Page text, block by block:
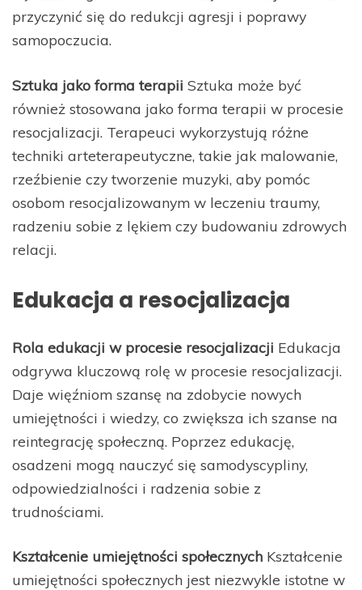
przyczynić się do redukcji agresji i poprawy
samopoczucia.
Sztuka jako forma terapii Sztuka może być
również stosowana jako forma terapii w procesie
resocjalizacji. Terapeuci wykorzystują różne
techniki arteterapeutyczne, takie jak malowanie,
rzeźbienie czy tworzenie muzyki, aby pomóc
osobom resocjalizowanym w leczeniu traumy,
radzeniu sobie z lękiem czy budowaniu zdrowych
relacji.
Edukacja a resocjalizacja
Rola edukacji w procesie resocjalizacji Edukacja
odgrywa kluczową rolę w procesie resocjalizacji.
Daje więźniom szansę na zdobycie nowych
umiejętności i wiedzy, co zwiększa ich szanse na
reintegrację społeczną. Poprzez edukację,
osadzeni mogą nauczyć się samodyscypliny,
odpowiedzialności i radzenia sobie z
trudnościami.
Kształcenie umiejętności społecznych Kształcenie
umiejętności społecznych jest niezwykle istotne w